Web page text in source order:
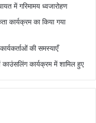
में गरिमामय ध्वजारोहण
कार्यक्रम का किया गया
की समस्याएँ
कार्यक्रम में शामिल हुए